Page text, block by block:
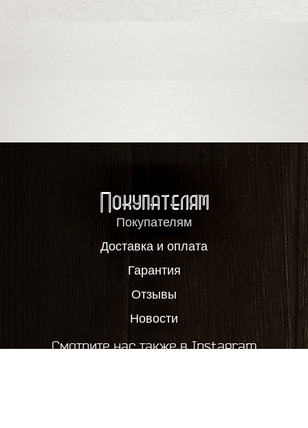
Покупателям
Покупателям
Доставка и оплата
Гарантия
Отзывы
Новости
Смотрите нас также в Instagram